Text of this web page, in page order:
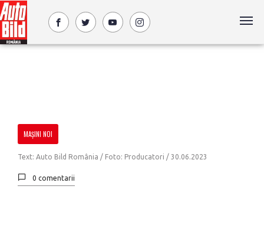
MAȘINI NOI
Text: Auto Bild România / Foto: Producatori / 30.06.2023
0 comentarii